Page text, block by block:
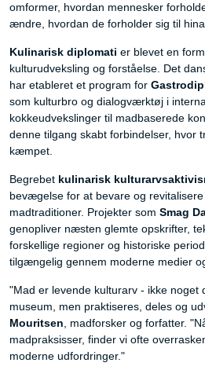
omformer, hvordan mennesker
ændre, hvordan de forholder sig til
Kulinarisk diplomati er blevet en
kulturudveksling og forståelse. Det
har etableret et program for
som kulturbro og dialogværktøj i
kokkeudvekslinger til madbaserede
denne tilgang skabt forbindelser, hvor
kæmpet.
Begrebet kulinarisk
bevægelse for at bevare og
madtraditioner. Projekter som Smag
genopliver næsten glemte opskrifter,
forskellige regioner og historiske
tilgængelig gennem moderne medier
"Mad er levende kulturarv - ikke noget
museum, men praktiseres, deles og
Mouritsen , madforsker og forfatter.
madpraksisser, finder vi ofte
moderne udfordringer."